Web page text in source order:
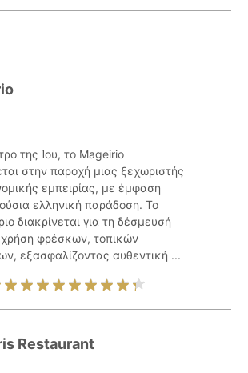
της Ίου, το Mageirio
στην παροχή μιας ξεχωριστής
εμπειρίας, με έμφαση
ελληνική παράδοση. Το
διακρίνεται για τη δέσμευσή
φρέσκων, τοπικών
εξασφαλίζοντας αυθεντική ...
Restaurant